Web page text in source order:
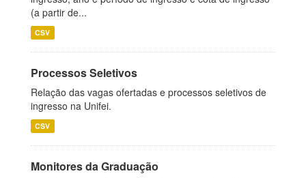
(a partir de...
CSV
Processos Seletivos
Relação das vagas ofertadas e processos seletivos de
ingresso na Unifei.
CSV
Monitores da Graduação